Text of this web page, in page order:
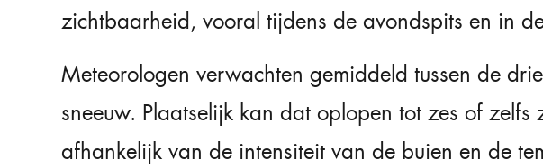
zichtbaarheid, vooral tijdens de avondspits en in
Meteorologen verwachten gemiddeld tussen de
sneeuw. Plaatselijk kan dat oplopen tot zes of zelfs
afhankelijk van de intensiteit van de buien en de